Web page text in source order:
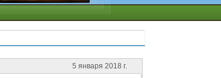
5 января 2018 г.